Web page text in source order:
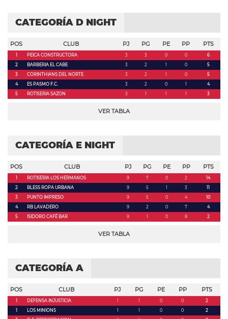
CATEGORÍA D NIGHT
POS CLUB PJ PG PE PP PTS
1 PEICA CONSTRUCTORA 3 3 0 0
6
2
BARBERIA EL CABE 3 2 1 0
5
3
CORINTHIANS DEL NORTE 3 2 1 0
5
4
ES PASMO F.C. 3 2 0 1
4
5
ROTISERIA SAZON 3 1 1 1 3
VER TABLA
CATEGORÍA E NIGHT
POS CLUB PJ PG PE PP PTS
1 ROTISERIA LOS HERMANOS 9 7 0 2
14
2
BLESS ROPA URBANA 9 5 1 3
11
3
PUNTO IMPRESO 9 5 0 4
10
4
RB LAVADERO 9 2 0 7
4
5
ISIDORO CAFÉ BAR 9 1 0 8 2
VER TABLA
CATEGORÍA A
POS CLUB PJ PG PE PP PTS
1 DEFENSA INJUSTICIA 1 1 0 0
2
1
LOS MINIONS 1 1 0 0
2